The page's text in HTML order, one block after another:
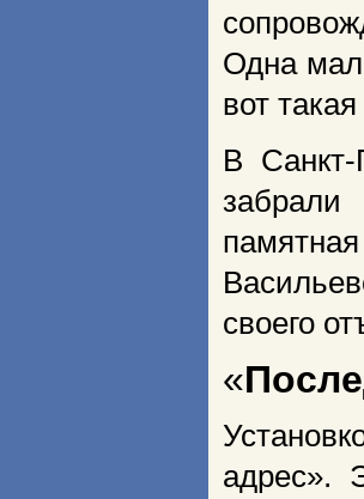
Одна
вот
В Санкт-
своего
«
адрес».